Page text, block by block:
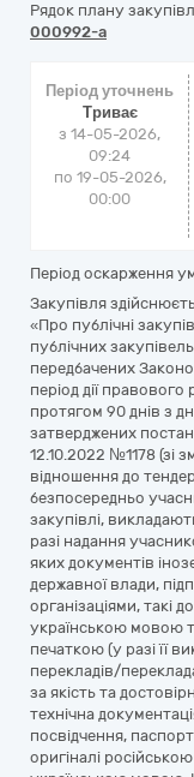
Рядок плану
000992-a
Період уточнень
Триває
з 14-05-2026,
09:24
по 19-05-2026,
00:00
Період оскарження
Закупівля
«Про публічні
публічних
передбачених
період дії
протягом 90 днів з
затверджених
12.10.2022 №1178 (зі
відношення до
безпосередньо
закупівлі,
разі надання
яких документів
державної влади,
організаціями, такі
українською мовою
печаткою (у разі її
перекладів/
за якість та
технічна
посвідчення,
оригіналі